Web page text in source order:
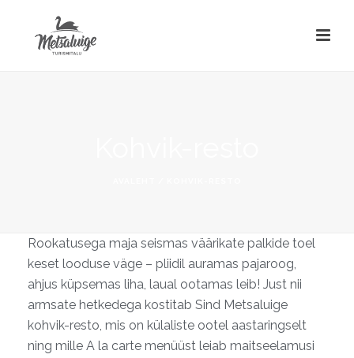
Rookatusega maja seismas väärikate palkide toel
keset looduse väge – pliidil auramas pajaroog,
ahjus küpsemas liha, laual ootamas leib! Just nii
armsate hetkedega kostitab Sind Metsaluige
kohvik-resto, mis on külaliste ootel aastaringselt
ning mille A la carte menüüst leiab maitseelamusi